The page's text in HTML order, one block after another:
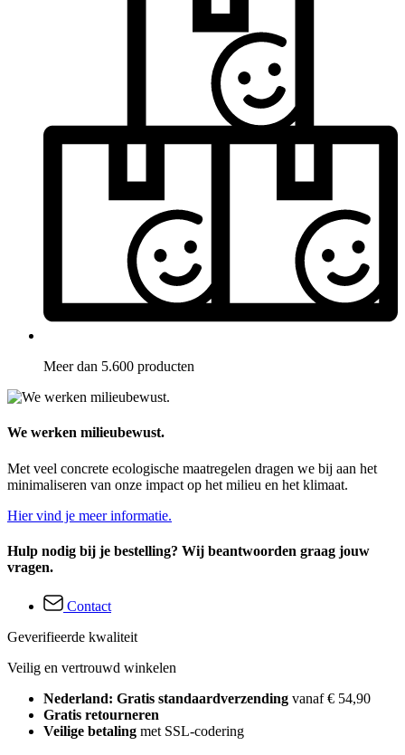
Meer dan 5.600 producten
We werken milieubewust.
Met veel concrete ecologische maatregelen dragen we bij aan het
minimaliseren van onze impact op het milieu en het klimaat.
Hier vind je meer informatie.
Hulp nodig bij je bestelling? Wij beantwoorden graag jouw
vragen.
Contact
Geverifieerde kwaliteit
Veilig en vertrouwd winkelen
Nederland: Gratis standaardverzending vanaf € 54,90
Gratis retourneren
Veilige betaling met SSL-codering